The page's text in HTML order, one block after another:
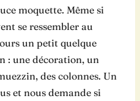
moquette. Même si
se ressembler au
un petit quelque
: une décoration, un
des colonnes. Un
et nous demande si